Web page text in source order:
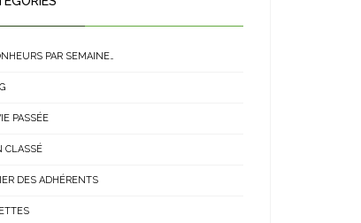
PAR SEMAINE…
PASSÉE
CLASSÉ
DES ADHÉRENTS